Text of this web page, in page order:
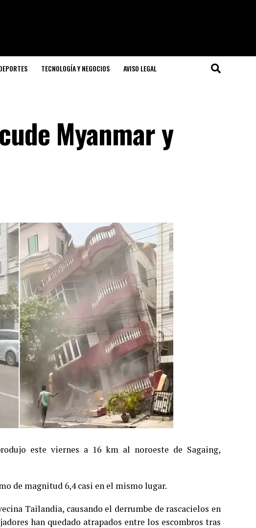
TECNOLOGÍA Y NEGOCIOS AVISO LEGAL
Myanmar y
este viernes a 16 km al noroeste de Sagaing,
de magnitud 6,4 casi en el mismo lugar.
Tailandia, causando el derrumbe de rascacielos en
han quedado atrapados entre los escombros tras